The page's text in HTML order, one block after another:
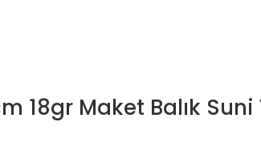
18gr Maket Balık Suni